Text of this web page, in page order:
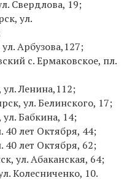
Свердлова, 19;
ул.
Арбузова,127;
с. Ермаковское, пл.
ул. Ленина,112;
ул. Белинского, 17;
ул. Бабкина, 14;
40 лет Октября, 44;
40 лет Октября, 62;
ул. Абаканская, 64;
Колесниченко, 10.